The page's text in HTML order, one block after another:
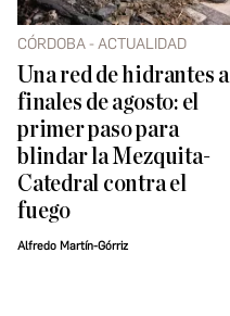
CÓRDOBA - ACTUALIDAD
Una red de hidrantes a
finales de agosto: el
primer paso para
blindar la Mezquita-
Catedral contra el
fuego
Alfredo Martín-Górriz